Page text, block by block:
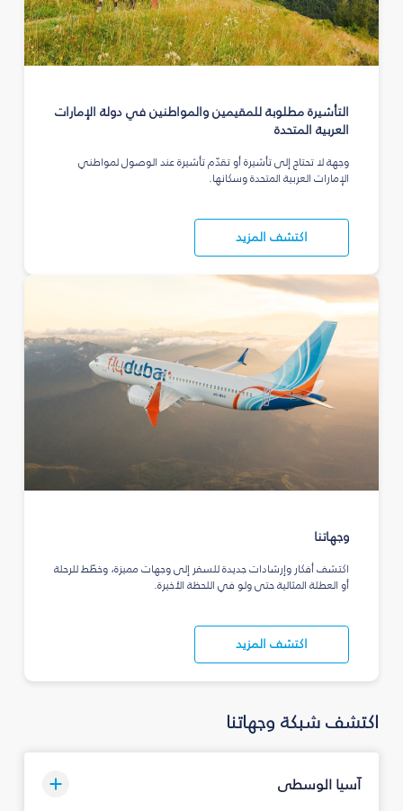
التأشيرة مطلوبة للمقيمين والمواطنين في دولة الإمارات
العربية المتحدة
وجهة لا تحتاج إلى تأشيرة أو تقدّم تأشيرة عند الوصول لمواطني
الإمارات العربية المتحدة وسكانها.
اكتشف المزيد
وجهاتنا
اكتشف أفكار وإرشادات جديدة للسفر إلى وجهات مميزة، وخطّط للرحلة
أو العطلة المثالية حتى ولو في اللحظة الأخيرة.
اكتشف المزيد
اكتشف شبكة وجهاتنا
آسيا الوسطى